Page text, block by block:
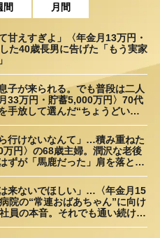
間 月間
甘えすぎよ」〈年金月13万円・
た40歳長男に告げた「もう実家
子が来られる。でも普段は二人
33万円・貯蓄5,000万円〉70代
手放して選んだ“ちょうどいい
行けないなんて」…積み重ねた
万円〉の68歳主婦。潤沢な老後
ずが「馬鹿だった」肩を落とす
は来ないでほしい」…〈年金月15
院の“常連おばあちゃん”に向け
員の本音。それでも通い続ける